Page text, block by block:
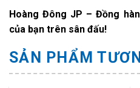
Hoàng Đông JP – Đồng
của bạn trên sân đấu!
SẢN PHẨM